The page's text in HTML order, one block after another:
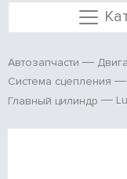
Автозапчасти
Система сцепления
Главный цилиндр